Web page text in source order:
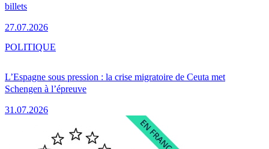
billets
27.07.2026
L’Espagne sous pression : la crise migratoire de Ceuta met
Schengen à l’épreuve
31.07.2026
POLITIQUE